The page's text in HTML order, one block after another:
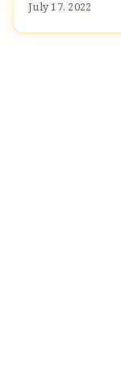
July 17, 2022